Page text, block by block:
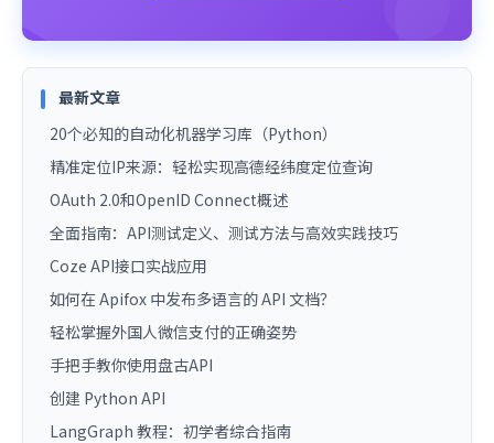
最新文章
20个必知的自动化机器学习库（Python）
精准定位IP来源：轻松实现高德经纬度定位查询
OAuth 2.0和OpenID Connect概述
全面指南：API测试定义、测试方法与高效实践技巧
Coze API接口实战应用
如何在 Apifox 中发布多语言的 API 文档？
轻松掌握外国人微信支付的正确姿势
手把手教你使用盘古API
创建 Python API
LangGraph 教程：初学者综合指南